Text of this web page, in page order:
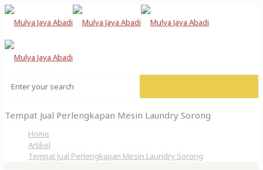
Tempat Jual Perlengkapan Mesin Laundry Sorong
Home
Artikel
Tempat Jual Perlengkapan Mesin Laundry Sorong